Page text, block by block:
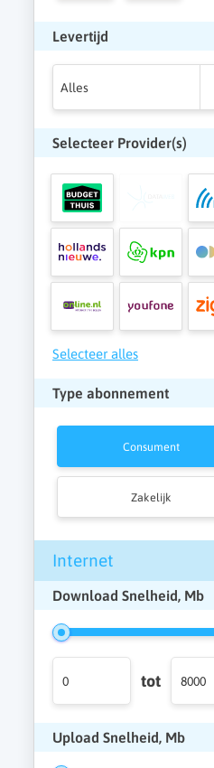
Levertijd
Alles
Selecteer Provider(s)
Selecteer alles
Type abonnement
Consument
Zakelijk
Internet
Download Snelheid, Mb
tot
Upload Snelheid, Mb